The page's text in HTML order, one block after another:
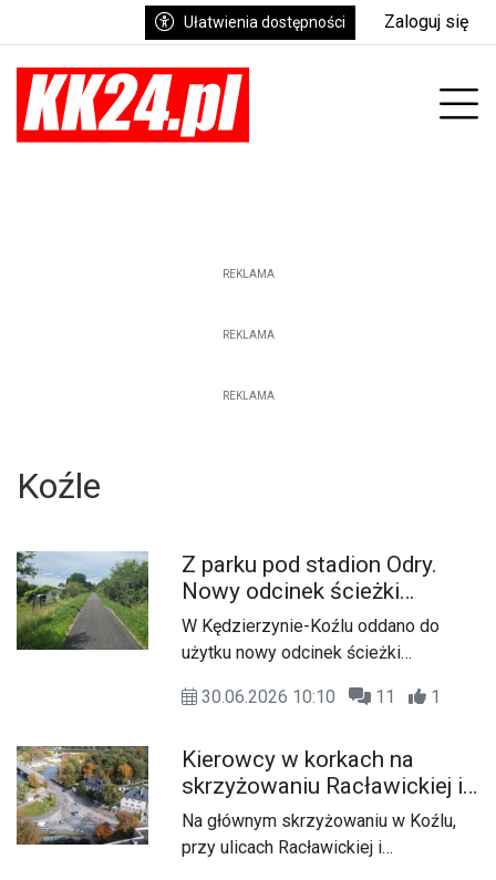
Ułatwienia dostępności Zaloguj się
REKLAMA
REKLAMA
REKLAMA
Koźle
Z parku pod stadion Odry.
Nowy odcinek ścieżki
rowerowej w Koźlu już
gotowy. ZDJĘCIA
W Kędzierzynie-Koźlu oddano do
użytku nowy odcinek ścieżki
płynność i bezpieczeństwo ruchu
Inwestycja, choć niewielka, to ułatwi
życie rowerzystom i działkowcom.
30.06.2026 10:10 11 1
Kierowcy w korkach na
skrzyżowaniu Racławickiej i
Łukasiewicza. Miasto
zapowiada powrót do
poprzedniego cyklu świateł
Na głównym skrzyżowaniu w Koźlu,
przy ulicach Racławickiej i